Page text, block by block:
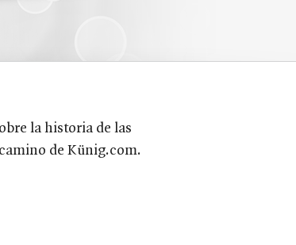
la historia de las
de Künig.com.